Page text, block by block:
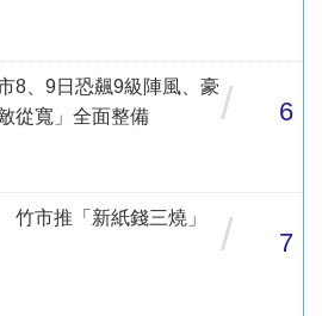
8、9日恐飆9級陣風、豪
從寬」全面整備
/ 6
市推「新紙錢三燒」
/ 7